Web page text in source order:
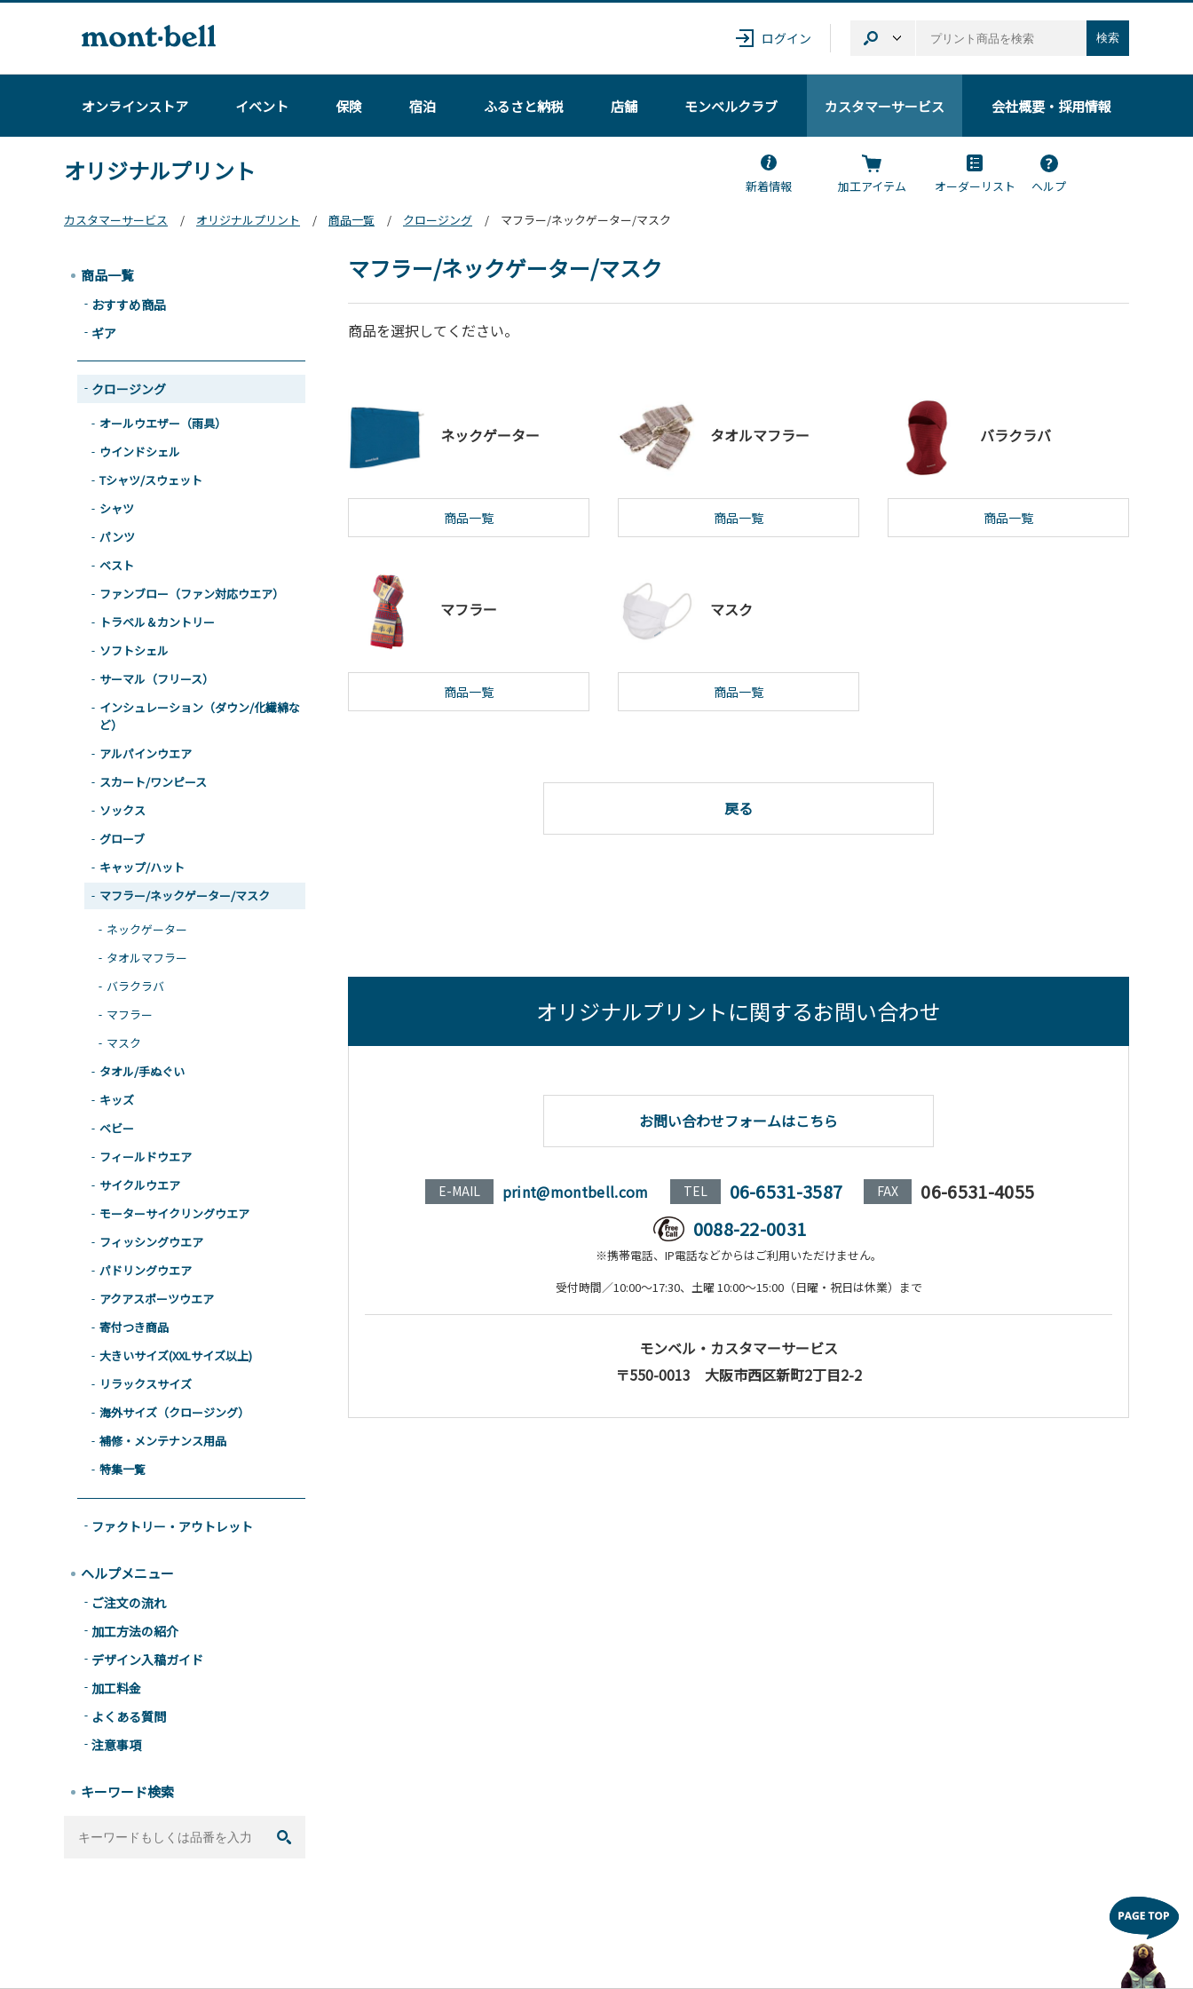
ログイン 検索
オンラインストア イベント 保険 宿泊 ふるさと納税 店舗 モンベルクラブ カスタマーサービス 会社概要・採用情報
オリジナルプリント
新着情報 加工アイテム オーダーリスト
ヘルプ
カスタマーサービス
オリジナルプリント 商品一覧 クロージング マフラー/ネックゲーター/マスク
マフラー/ネックゲーター/マスク
商品を選択してください。
ネックゲーター
商品一覧
タオルマフラー
商品一覧
バラクラバ
商品一覧
マフラー
商品一覧
マスク
商品一覧
戻る
オリジナルプリントに関するお問い合わせ
お問い合わせフォームはこちら
E-MAIL print@montbell.com TEL 06-6531-3587 FAX
06-6531-4055
0088-22-0031
※携帯電話、IP電話などからはご利用いただけません。
受付時間／10:00～17:30、土曜 10:00～15:00（日曜・祝日は休業）まで
モンベル・カスタマーサービス
〒550-0013 大阪市西区新町2丁目2-2
商品一覧
おすすめ商品
ギア
クロージング
オールウエザー（雨具）
ウインドシェル
Tシャツ/スウェット
シャツ
パンツ
ベスト
ファンブロー（ファン対応ウエア）
トラベル＆カントリー
ソフトシェル
サーマル（フリース）
インシュレーション（ダウン/化繊綿な
ど）
アルパインウエア
スカート/ワンピース
ソックス
グローブ
キャップ/ハット
マフラー/ネックゲーター/マスク
ネックゲーター
タオルマフラー
バラクラバ
マフラー
マスク
タオル/手ぬぐい
キッズ
ベビー
フィールドウエア
サイクルウエア
モーターサイクリングウエア
フィッシングウエア
パドリングウエア
アクアスポーツウエア
寄付つき商品
大きいサイズ(XXLサイズ以上)
リラックスサイズ
海外サイズ（クロージング）
補修・メンテナンス用品
特集一覧
ファクトリー・アウトレット
ヘルプメニュー
ご注文の流れ
加工方法の紹介
デザイン入稿ガイド
加工料金
よくある質問
注意事項
キーワード検索